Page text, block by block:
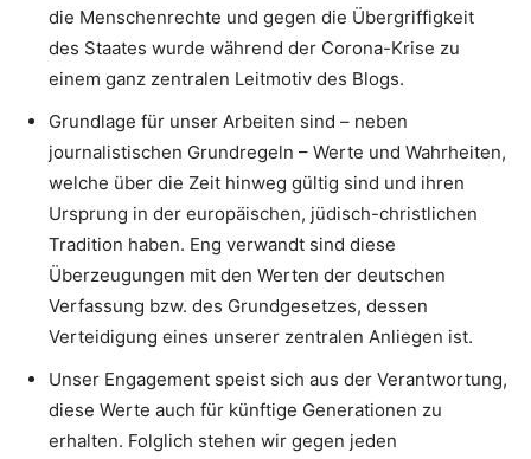
die Menschenrechte und gegen die Übergriffigkeit
des Staates wurde während der Corona-Krise zu
einem ganz zentralen Leitmotiv des Blogs.
Grundlage für unser Arbeiten sind – neben
journalistischen Grundregeln – Werte und Wahrheiten,
welche über die Zeit hinweg gültig sind und ihren
Ursprung in der europäischen, jüdisch-christlichen
Tradition haben. Eng verwandt sind diese
Überzeugungen mit den Werten der deutschen
Verfassung bzw. des Grundgesetzes, dessen
Verteidigung eines unserer zentralen Anliegen ist.
Unser Engagement speist sich aus der Verantwortung,
diese Werte auch für künftige Generationen zu
erhalten. Folglich stehen wir gegen jeden